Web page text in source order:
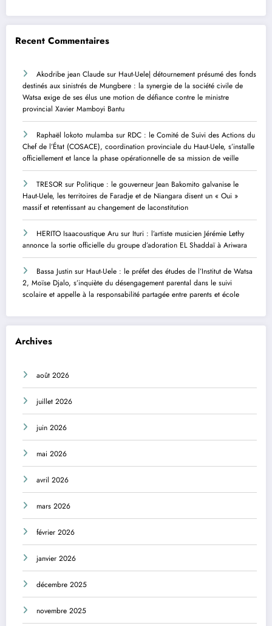
Recent Commentaires
Akodribe jean Claude sur Haut-Uele| détournement présumé des fonds
destinés aux sinistrés de Mungbere : la synergie de la société civile de
Watsa exige de ses élus une motion de défiance contre le ministre
provincial Xavier Mamboyi Bantu
Raphaël lokoto mulamba sur RDC : le Comité de Suivi des Actions du
Chef de l’État (COSACE), coordination provinciale du Haut-Uele, s’installe
officiellement et lance la phase opérationnelle de sa mission de veille
TRESOR sur Politique : le gouverneur Jean Bakomito galvanise le
Haut-Uele, les territoires de Faradje et de Niangara disent un « Oui »
massif et retentissant au changement de laconstitution
HERITO Isaacoustique Aru sur Ituri : l’artiste musicien Jérémie Lethy
annonce la sortie officielle du groupe d’adoration EL Shaddaï à Ariwara
Bassa Justin sur Haut-Uele : le préfet des études de l’Institut de Watsa
2, Moïse Djalo, s’inquiète du désengagement parental dans le suivi
scolaire et appelle à la responsabilité partagée entre parents et école
Archives
août 2026
juillet 2026
juin 2026
mai 2026
avril 2026
mars 2026
février 2026
janvier 2026
décembre 2025
novembre 2025